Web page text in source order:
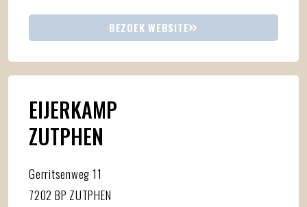
BEZOEK WEBSITE
EIJERKAMP
ZUTPHEN
Gerritsenweg 11
7202 BP ZUTPHEN